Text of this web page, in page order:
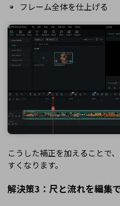
フレーム全体を仕上げる
こうした補正を加えることで
すくなります。
解決策3：尺と流れを編集